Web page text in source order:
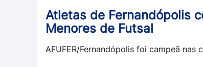
Atletas de Fernandópolis
Menores de Futsal
AFUFER/Fernandópolis foi campeã nas